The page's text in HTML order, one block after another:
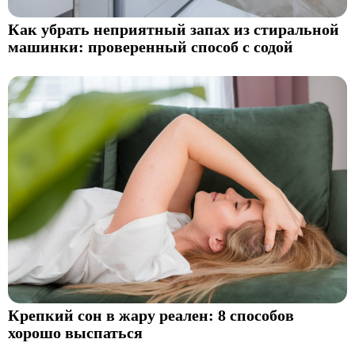
Как убрать неприятный запах из стиральной
машинки: проверенный способ с содой
Крепкий сон в жару реален: 8 способов
хорошо выспаться